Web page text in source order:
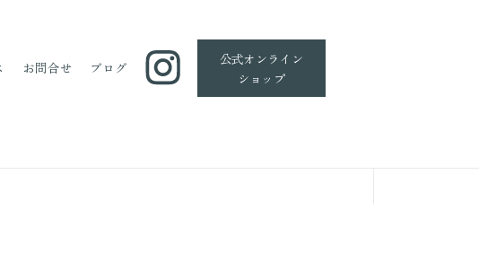
お問合せ ブログ
公式オンライン
ショップ